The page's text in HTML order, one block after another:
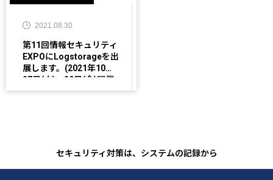
2021.08.30
第11回情報セキュリティ
EXPOにLogstorageを出
展します。(2021年10月
27日(水)〜29日(金)開催
予定)
セキュリティ対策は、システムの記録から